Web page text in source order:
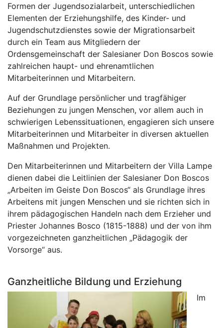
Formen der Jugendsozialarbeit, unterschiedlichen
Elementen der Erziehungshilfe, des Kinder- und
Jugendschutzdienstes sowie der Migrationsarbeit
durch ein Team aus Mitgliedern der
Ordensgemeinschaft der Salesianer Don Boscos sowie
zahlreichen haupt- und ehrenamtlichen
Mitarbeiterinnen und Mitarbeitern.
Auf der Grundlage persönlicher und tragfähiger
Beziehungen zu jungen Menschen, vor allem auch in
schwierigen Lebenssituationen, engagieren sich unsere
Mitarbeiterinnen und Mitarbeiter in diversen aktuellen
Maßnahmen und Projekten.
Den Mitarbeiterinnen und Mitarbeitern der Villa Lampe
dienen dabei die Leitlinien der Salesianer Don Boscos
„Arbeiten im Geiste Don Boscos“ als Grundlage ihres
Arbeitens mit jungen Menschen und sie richten sich in
ihrem pädagogischen Handeln nach dem Erzieher und
Priester Johannes Bosco (1815-1888) und der von ihm
vorgezeichneten ganzheitlichen „Pädagogik der
Vorsorge“ aus.
Ganzheitliche Bildung und Erziehung
Im